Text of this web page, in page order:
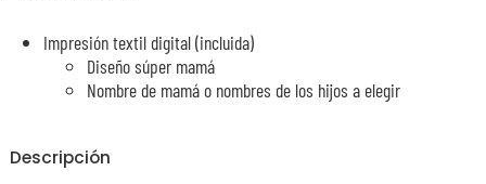
Impresión textil digital (incluida)
Diseño súper mamá
Nombre de mamá o nombres de los hijos a elegir
Descripción